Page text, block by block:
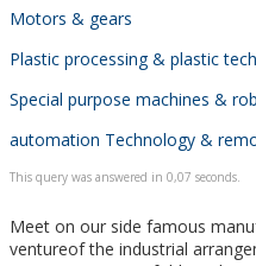
Motors & gears
Plastic processing & plastic
Special purpose machines &
automation Technology &
This query was answered in 0,07 seconds.
Meet on our side famous
ventureof the industrial